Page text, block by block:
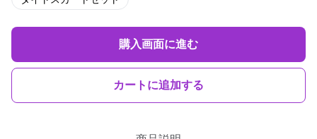
購入画面に進む
カートに追加する